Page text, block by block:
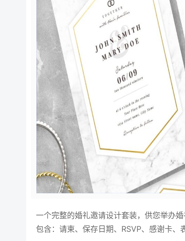
一个完整的婚礼邀请设计套装，供您举办
包含：请柬、保存日期、RSVP、感谢卡、